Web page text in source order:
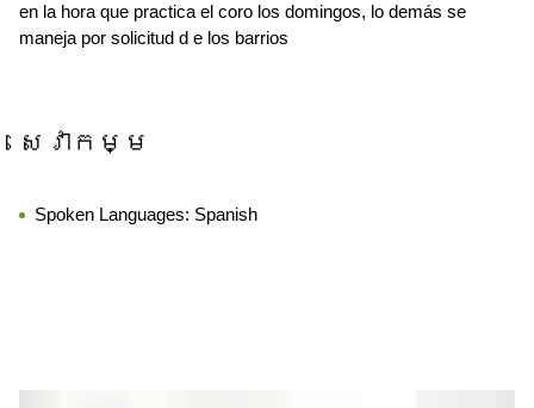
en la hora que practica el coro los domingos, lo demás se
maneja por solicitud d e los barrios
សេវាកម្ម
Spoken Languages: Spanish